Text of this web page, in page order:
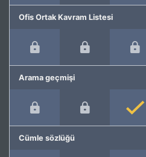
Ofis Ortak Kavram Listesi
Arama geçmişi
Cümle sözlüğü